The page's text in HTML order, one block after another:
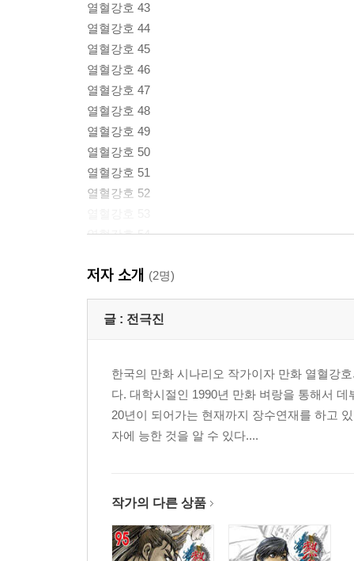
열혈강호 43
열혈강호 44
열혈강호 45
열혈강호 46
열혈강호 47
열혈강호 48
열혈강호 49
열혈강호 50
열혈강호 51
열혈강호 52
열혈강호 54
열혈강호 56
열혈강호 57
열혈강호 58
저자 소개 (2명)
글 : 전극진
한국의 만화 시나리오 작가이자 만화 열혈강
다. 대학시절인 1990년 만화 벼랑을 통해서
20년이 되어가는 현재까지 장수연재를 하고
자에 능한 것을 알 수 있다....
작가의 다른 상품